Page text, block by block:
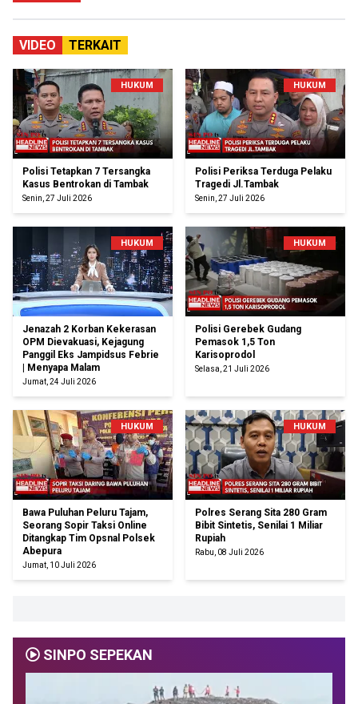
VIDEO TERKAIT
HUKUM
Polisi Tetapkan 7 Tersangka
Kasus Bentrokan di Tambak
Senin, 27 Juli 2026
HUKUM
Polisi Periksa Terduga Pelaku
Tragedi Jl.Tambak
Senin, 27 Juli 2026
HUKUM
Jenazah 2 Korban Kekerasan
OPM Dievakuasi, Kejagung
Panggil Eks Jampidsus Febrie
| Menyapa Malam
Jumat, 24 Juli 2026
HUKUM
Polisi Gerebek Gudang
Pemasok 1,5 Ton
Karisoprodol
Selasa, 21 Juli 2026
HUKUM
Bawa Puluhan Peluru Tajam,
Seorang Sopir Taksi Online
Ditangkap Tim Opsnal Polsek
Abepura
Jumat, 10 Juli 2026
HUKUM
Polres Serang Sita 280 Gram
Bibit Sintetis, Senilai 1 Miliar
Rupiah
Rabu, 08 Juli 2026
SINPO SEPEKAN